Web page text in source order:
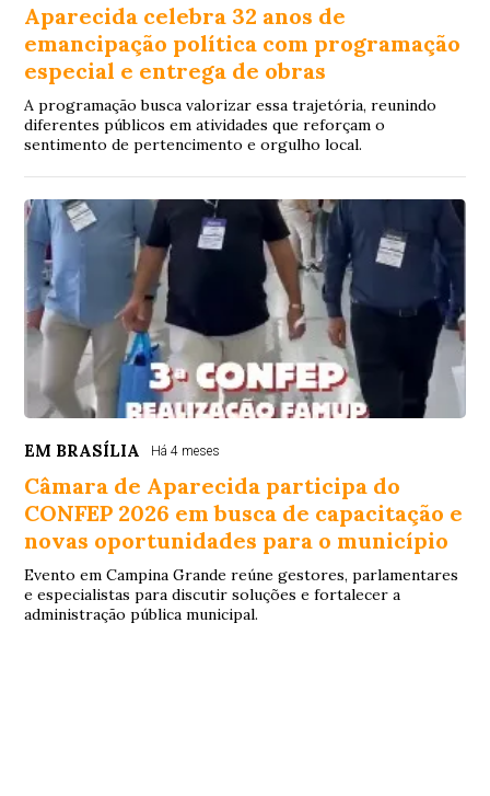
Aparecida celebra 32 anos de
emancipação política com programação
especial e entrega de obras
A programação busca valorizar essa trajetória, reunindo
diferentes públicos em atividades que reforçam o
sentimento de pertencimento e orgulho local.
EM BRASÍLIA Há 4 meses
Câmara de Aparecida participa do
CONFEP 2026 em busca de capacitação e
novas oportunidades para o município
Evento em Campina Grande reúne gestores, parlamentares
e especialistas para discutir soluções e fortalecer a
administração pública municipal.